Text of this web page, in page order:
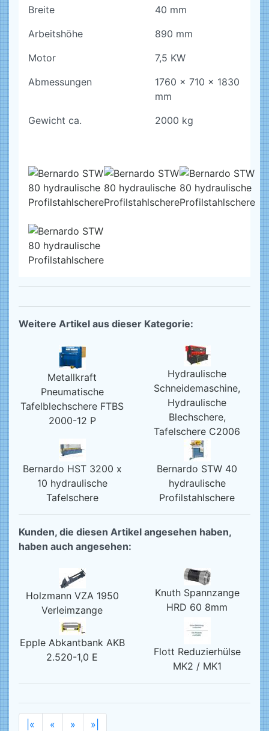
Breite
40 mm
Arbeitshöhe
890 mm
Motor
7,5 KW
Abmessungen
1760 x 710 x 1830
mm
Gewicht ca.
2000 kg
Weitere Artikel aus dieser Kategorie:
Metallkraft
Pneumatische
Tafelblechschere FTBS
2000-12 P
Hydraulische
Schneidemaschine,
Hydraulische
Blechschere,
Tafelschere C2006
Bernardo HST 3200 x
10 hydraulische
Tafelschere
Bernardo STW 40
hydraulische
Profilstahlschere
Kunden, die diesen Artikel angesehen haben,
haben auch angesehen:
Holzmann VZA 1950
Verleimzange
Knuth Spannzange
HRD 60 8mm
Epple Abkantbank AKB
2.520-1,0 E
Flott Reduzierhülse
MK2 / MK1
|« « » »|